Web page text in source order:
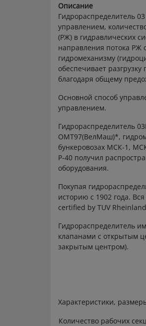
Описание
Гидрораспределитель
управлением,
(РЖ) в гидравлических
направления потока РЖ
гидромеханизму
обеспечивает
благодаря общему
Основной способ
управлением.
Гидрораспределитель
ОМТ97(ВелМаш)*,
бункеровозах МСК-1,
Р-40 получил
оборудования.
Покупая
историю с 1902 года.
certified by TUV
Гидрораспределитель
клапанами с открытым
закрытым центром).
Характеристики,
Количество рабочих